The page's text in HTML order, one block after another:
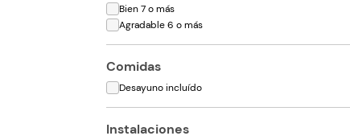
Bien 7 o más
Agradable 6 o más
Comidas
Desayuno incluído
Instalaciones